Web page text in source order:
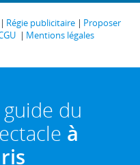
Régie publicitaire
Proposer
Mentions légales
guide du
à